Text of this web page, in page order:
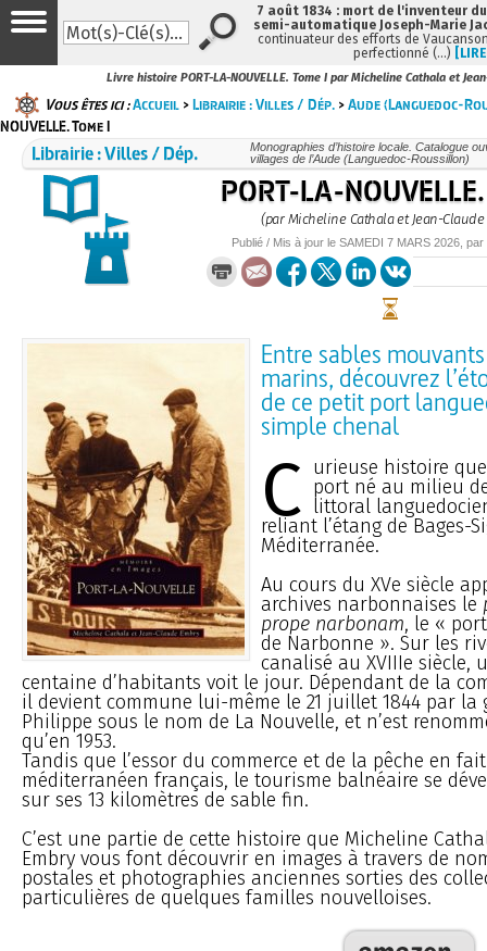
Livre histoire PORT-LA-NOUVELLE. Tome I par Micheline Cathala et
Vous êtes ici :Accueil >Librairie : Villes / Dép. >Aude (Languedoc-
NOUVELLE. Tome I
Librairie : Villes / Dép.
Monographies d’histoire locale. Catalogue
villages de l’Aude (Languedoc-Roussillon)
PORT-LA-
(par Micheline Cathala et Jean-Claude
Publié / Mis à jour le SAMEDI 7 MARS 2026 , par
Entre sables
marins, découvrez
de ce petit port
simple chenal
C urieuse histoire
port né au milieu
littoral
reliant l’étang de Bages-
Méditerranée.
Au cours du XVe siècle
archives narbonnaises le
prope narbonam, le «
de Narbonne ». Sur les
canalisé au XVIIIe siècle,
centaine d’habitants voit le jour. Dépendant de la
il devient commune lui-même le 21 juillet 1844 par la
Philippe sous le nom de La Nouvelle, et n’est
qu’en 1953.
Tandis que l’essor du commerce et de la pêche en
méditerranéen français, le tourisme balnéaire se
sur ses 13 kilomètres de sable fin.
C’est une partie de cette histoire que Micheline
Embry vous font découvrir en images à travers de
postales et photographies anciennes sorties des
particulières de quelques familles nouvelloises.
7 août 1834 : mort de l'inventeur
semi-automatique Joseph-Marie
continuateur des efforts de
perfectionné (…)